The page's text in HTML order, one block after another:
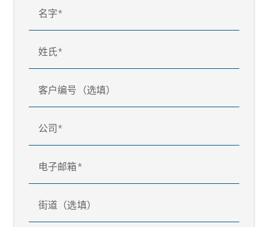
名字
姓氏
客户编号（选填）
公司
电子邮箱
街道（选填）